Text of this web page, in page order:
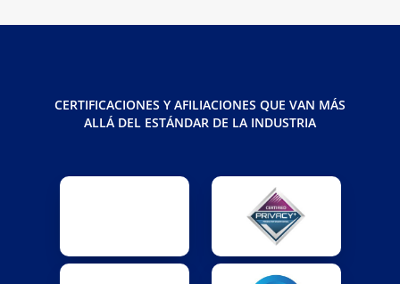
CERTIFICACIONES Y AFILIACIONES QUE VAN MÁS
ALLÁ DEL ESTÁNDAR DE LA INDUSTRIA